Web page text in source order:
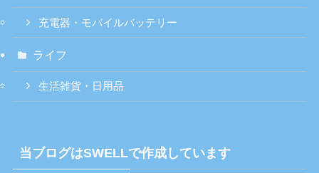
充電器・モバイルバッテリー
ライフ
生活雑貨・日用品
当ブログはSWELLで作成しています